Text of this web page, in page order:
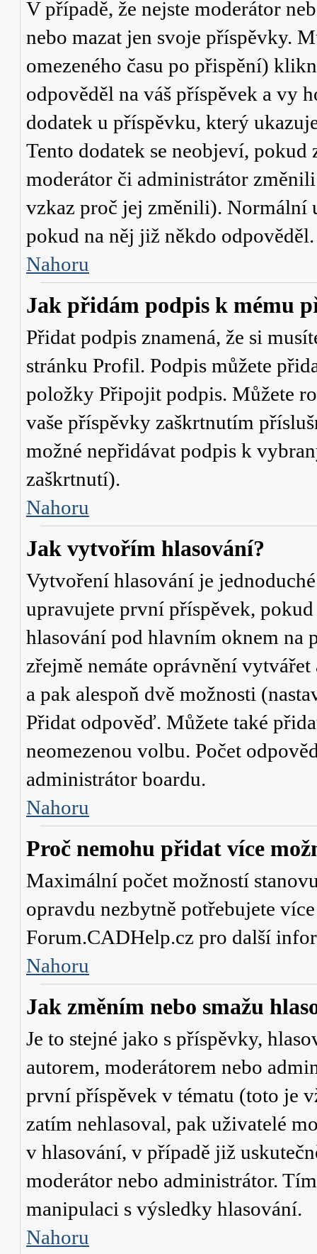
V případě, že nejste moderátor
nebo mazat jen svoje příspěvky.
omezeného času po přispění)
odpověděl na váš příspěvek a vy
dodatek u příspěvku, který
Tento dodatek se neobjeví,
moderátor či administrátor
vzkaz proč jej změnili). Normální
pokud na něj již někdo odpověděl.
Nahoru
Jak přidám podpis k mému
Přidat podpis znamená, že si
stránku Profil. Podpis můžete
položky Připojit podpis. Můžete
vaše příspěvky zaškrtnutím
možné nepřidávat podpis k
zaškrtnutí).
Nahoru
Jak vytvořím hlasování?
Vytvoření hlasování je
upravujete první příspěvek,
hlasování pod hlavním oknem na
zřejmě nemáte oprávnění
a pak alespoň dvě možnosti
Přidat odpověď. Můžete také
neomezenou volbu. Počet
administrátor boardu.
Nahoru
Proč nemohu přidat více
Maximální počet možností
opravdu nezbytně potřebujete
Forum.CADHelp.cz pro další
Nahoru
Jak změním nebo smažu
Je to stejné jako s příspěvky,
autorem, moderátorem nebo
první příspěvek v tématu (toto je
zatím nehlasoval, pak uživatelé
v hlasování, v případě již
moderátor nebo administrátor.
manipulaci s výsledky hlasování.
Nahoru